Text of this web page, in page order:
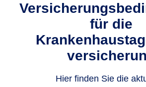
für die
Hier finden Sie die